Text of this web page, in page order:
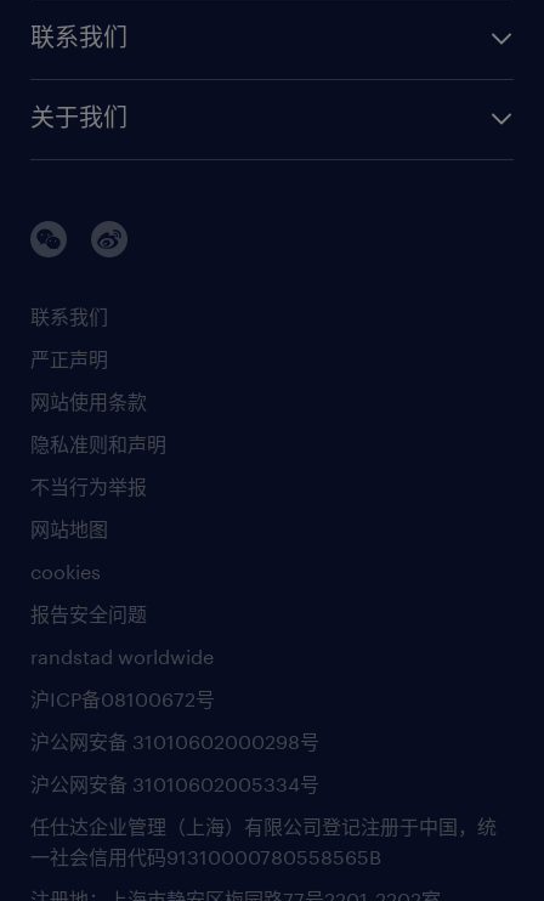
联系我们
关于我们
联系我们
严正声明
网站使用条款
隐私准则和声明
不当行为举报
网站地图
cookies
报告安全问题
randstad worldwide
沪ICP备08100672号
沪公网安备 31010602000298号
沪公网安备 31010602005334号
任仕达企业管理（上海）有限公司登记注册于中国，统
一社会信用代码91310000780558565B